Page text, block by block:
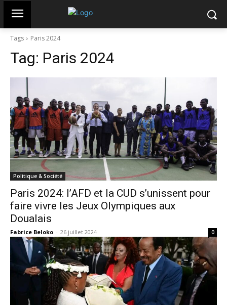
Tags Paris 2024
Tag: Paris 2024
Politique & Société
Paris 2024: l’AFD et la CUD s’unissent pour
faire vivre les Jeux Olympiques aux
Doualais
Fabrice Beloko - 26 juillet 2024 0